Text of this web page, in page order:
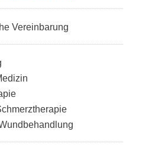
Vereinbarung